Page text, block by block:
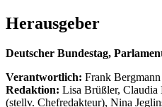
Herausgeber
Deutscher Bundestag,
Verantwortlich: Frank
Redaktion: Lisa Brüßler, Claudia
(stellv. Chefredakteur), Nina